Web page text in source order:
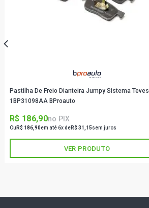
Pastilha De Freio Dianteira Jumpy Sistema Teves
1BP31098AA BProauto
R$ 186,90no PIX
Ou R$ 186,90em até 6x deR$ 31,15sem juros
VER PRODUTO